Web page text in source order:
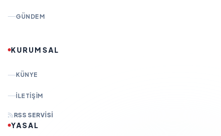
GÜNDEM
KURUMSAL
KÜNYE
İLETIŞIM
RSS SERVISI
YASAL